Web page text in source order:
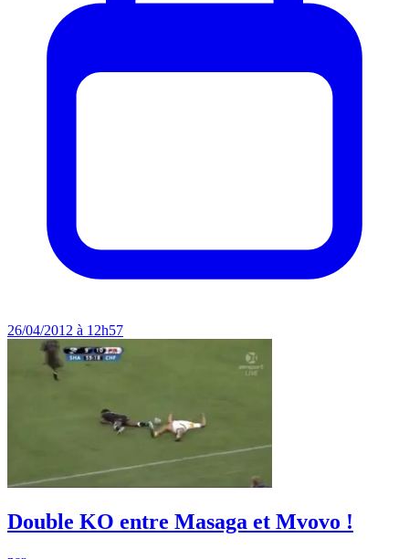
26/04/2012 à 12h57
Double KO entre Masaga et Mvovo !